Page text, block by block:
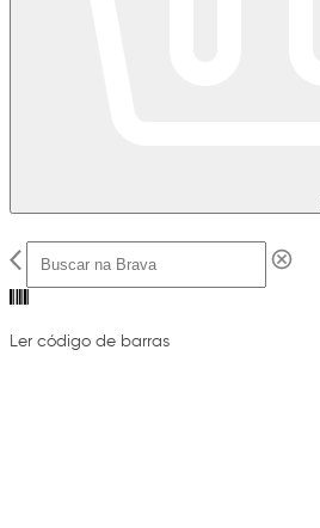
Ler código de barras